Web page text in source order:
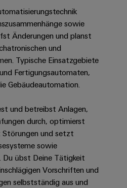
sowie
Änderungen und planst
und
Typische Einsatzgebiete
Fertigungsautomaten,
Gebäudeautomation.
und betreibst Anlagen,
durch, optimierst
Störungen und setzt
sowie
Du übst Deine Tätigkeit
Vorschriften und
selbstständig aus und